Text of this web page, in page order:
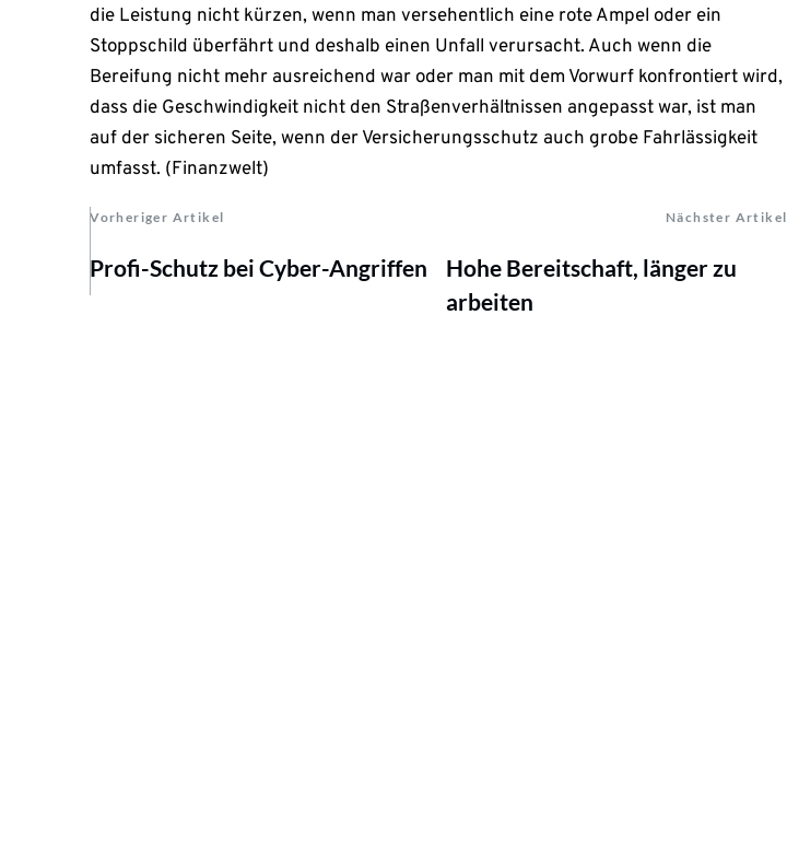
die Leistung nicht kürzen, wenn man versehentlich eine rote Ampel oder ein
Stoppschild überfährt und deshalb einen Unfall verursacht. Auch wenn die
Bereifung nicht mehr ausreichend war oder man mit dem Vorwurf konfrontiert wird,
dass die Geschwindigkeit nicht den Straßenverhältnissen angepasst war, ist man
auf der sicheren Seite, wenn der Versicherungsschutz auch grobe Fahrlässigkeit
umfasst. (Finanzwelt)
Vorheriger Artikel Nächster Artikel
Profi-Schutz bei Cyber-Angriffen
Hohe Bereitschaft, länger zu
arbeiten